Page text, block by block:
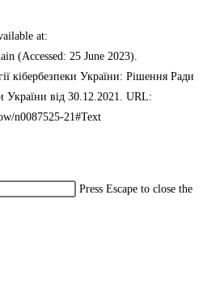
at:
(Accessed: 25 June 2023).
кібербезпеки України: Рішення Ради
України від 30.12.2021. URL:
n0087525-21#Text
Press Escape to close the